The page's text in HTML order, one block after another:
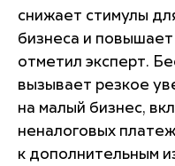
снижает стимулы
бизнеса и повышает
отметил эксперт.
вызывает резкое
на малый бизнес,
неналоговых
к дополнительным